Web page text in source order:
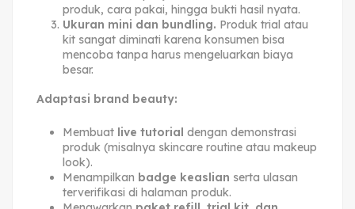
produk, cara pakai, hingga bukti hasil nyata.
Ukuran mini dan bundling. Produk trial atau
kit sangat diminati karena konsumen bisa
mencoba tanpa harus mengeluarkan biaya
besar.
Adaptasi brand beauty:
Membuat live tutorial dengan demonstrasi
produk (misalnya skincare routine atau makeup
look).
Menampilkan badge keaslian serta ulasan
terverifikasi di halaman produk.